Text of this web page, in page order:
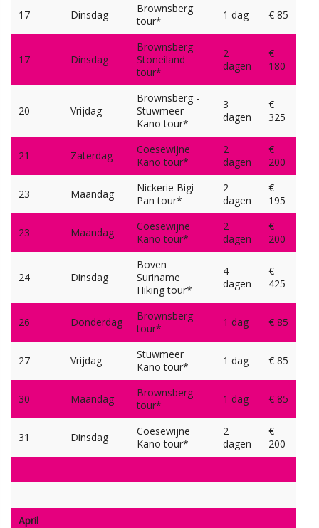
17 Dinsdag
Brownsberg
tour*
1 dag € 85
17 Dinsdag
Brownsberg
Stoneiland
tour*
2
dagen
€
180
20 Vrijdag
Brownsberg -
Stuwmeer
Kano tour*
3
dagen
€
325
21 Zaterdag
Coesewijne
Kano tour*
2
dagen
€
200
23 Maandag
Nickerie Bigi
Pan tour*
2
dagen
€
195
23 Maandag
Coesewijne
Kano tour*
2
dagen
€
200
24 Dinsdag
Boven
Suriname
Hiking tour*
4
dagen
€
425
26 Donderdag
Brownsberg
tour*
1 dag € 85
27 Vrijdag
Stuwmeer
Kano tour*
1 dag € 85
30 Maandag
Brownsberg
tour*
1 dag € 85
31 Dinsdag
Coesewijne
Kano tour*
2
dagen
€
200
April